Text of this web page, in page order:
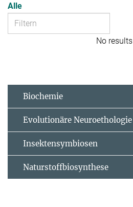
Alle
No results
Biochemie
Evolutionäre Neuroethologie
Insektensymbiosen
Naturstoffbiosynthese